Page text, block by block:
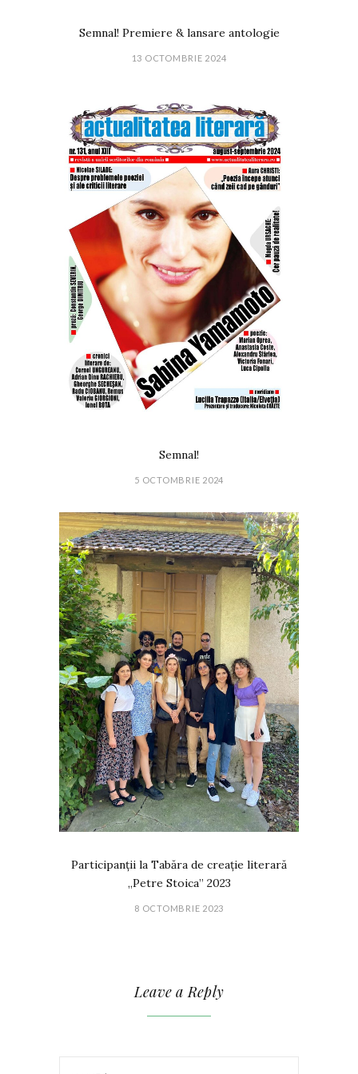
Semnal! Premiere & lansare antologie
13 OCTOMBRIE 2024
Semnal!
5 OCTOMBRIE 2024
Participanții la Tabăra de creație literară
„Petre Stoica” 2023
8 OCTOMBRIE 2023
Leave a Reply